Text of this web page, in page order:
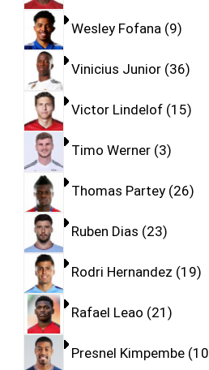
Wesley Fofana 9
Vinicius Junior 36
Victor Lindelof 15
Timo Werner 3
Thomas Partey 26
Ruben Dias 23
Rodri Hernandez 19
Rafael Leao 21
Presnel Kimpembe 10